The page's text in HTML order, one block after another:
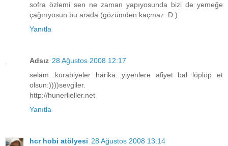
sofra özlemi sen ne zaman yapıyosunda bizi de yemeğe
çağırıyosun bu arada (gözümden kaçmaz :D )
Yanıtla
Adsız 28 Ağustos 2008 12:17
selam...kurabiyeler harika...yiyenlere afiyet bal löplöp et
olsun:))))sevgiler.
http://hunerlieller.net
Yanıtla
hcr hobi atölyesi 28 Ağustos 2008 13:14